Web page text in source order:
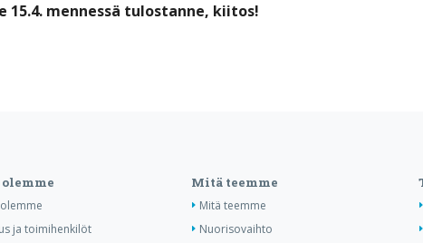
mennessä tulostanne, kiitos!
ja toimihenkilöt
Mitä teemme
Mitä teemme
Nuorisovaihto